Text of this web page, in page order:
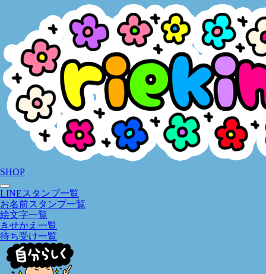
SHOP
LINEスタンプ一覧
お名前スタンプ一覧
絵文字一覧
きせかえ一覧
待ち受け一覧